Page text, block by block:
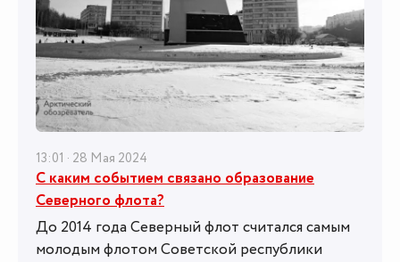
13:01 · 28 Мая 2024
С каким событием связано образование
Северного флота?
До 2014 года Северный флот считался самым
молодым флотом Советской республики